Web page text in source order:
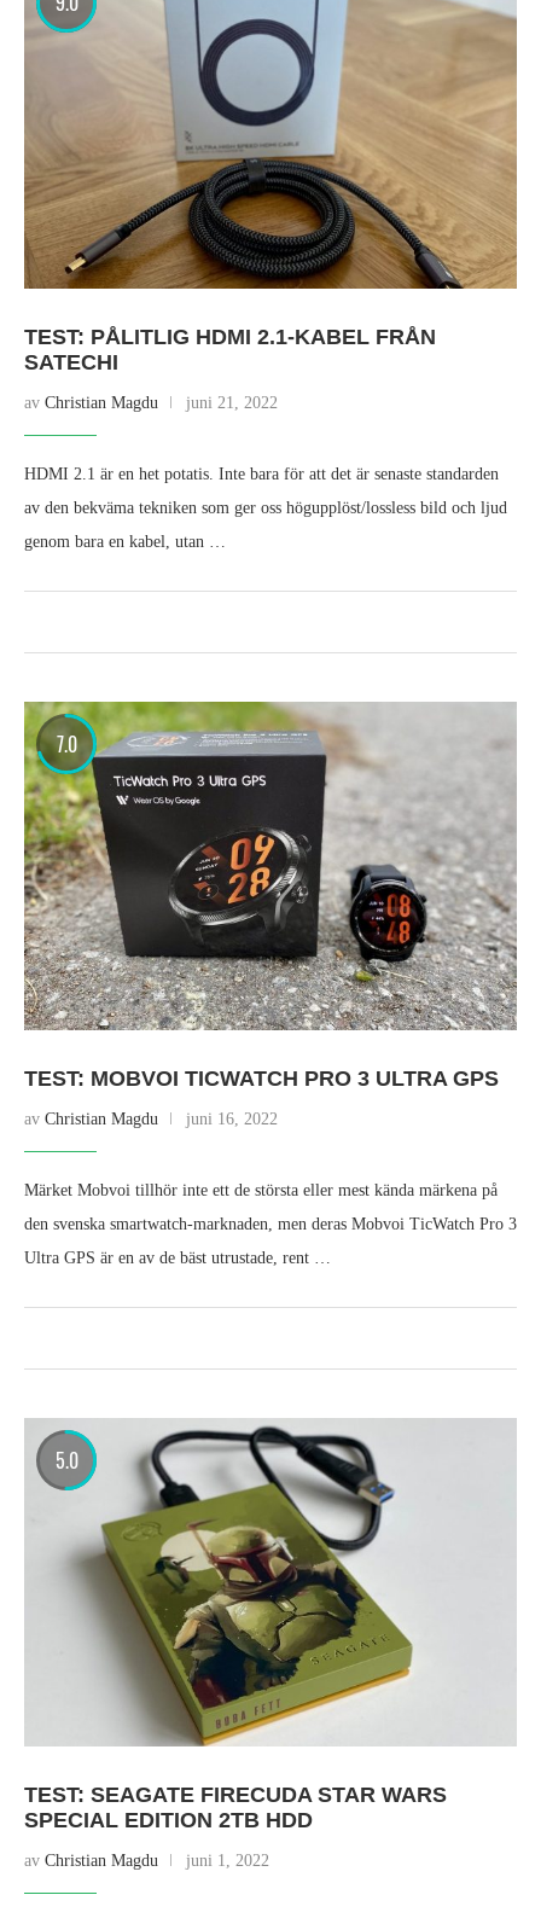
TEST: PÅLITLIG HDMI 2.1-KABEL FRÅN
SATECHI
av Christian Magdu juni 21, 2022
HDMI 2.1 är en het potatis. Inte bara för att det är senaste standarden
av den bekväma tekniken som ger oss högupplöst/lossless bild och ljud
genom bara en kabel, utan …
7.0
TEST: MOBVOI TICWATCH PRO 3 ULTRA GPS
av Christian Magdu juni 16, 2022
Märket Mobvoi tillhör inte ett de största eller mest kända märkena på
den svenska smartwatch-marknaden, men deras Mobvoi TicWatch Pro 3
Ultra GPS är en av de bäst utrustade, rent …
5.0
TEST: SEAGATE FIRECUDA STAR WARS
SPECIAL EDITION 2TB HDD
av Christian Magdu juni 1, 2022